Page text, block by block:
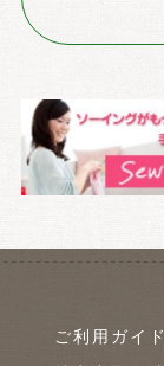
ご利用ガイド